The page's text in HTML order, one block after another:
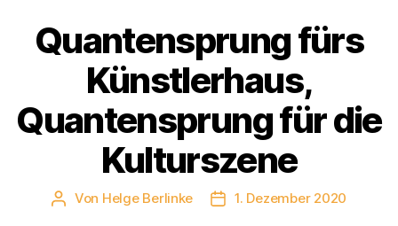
Herzogtum
Lauenburg
Quantensprung fürs
Künstlerhaus,
Quantensprung für die
Kulturszene
Beitragsautor
Von Helge Berlinke Veröffentlichungsdatum
1. Dezember 2020